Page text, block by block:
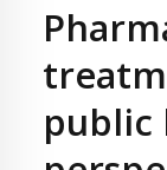
public